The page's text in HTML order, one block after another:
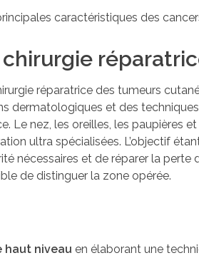
caractéristiques des
chirurgie
réparatrice des tumeurs
dermatologiques et des
Le nez, les oreilles, les paupières
ultra spécialisées. L’objectif
nécessaires et de réparer la perte
de distinguer la zone opérée.
haut niveau en élaborant une